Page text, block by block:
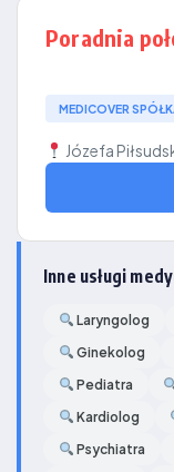
Poradnia
MEDICOVER
Józefa
Inne usługi
Laryngolog
Ginekolog
Pediatra
Kardiolog
Psychiatra